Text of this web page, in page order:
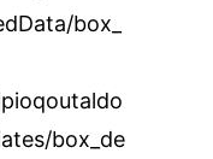
box_
box_de